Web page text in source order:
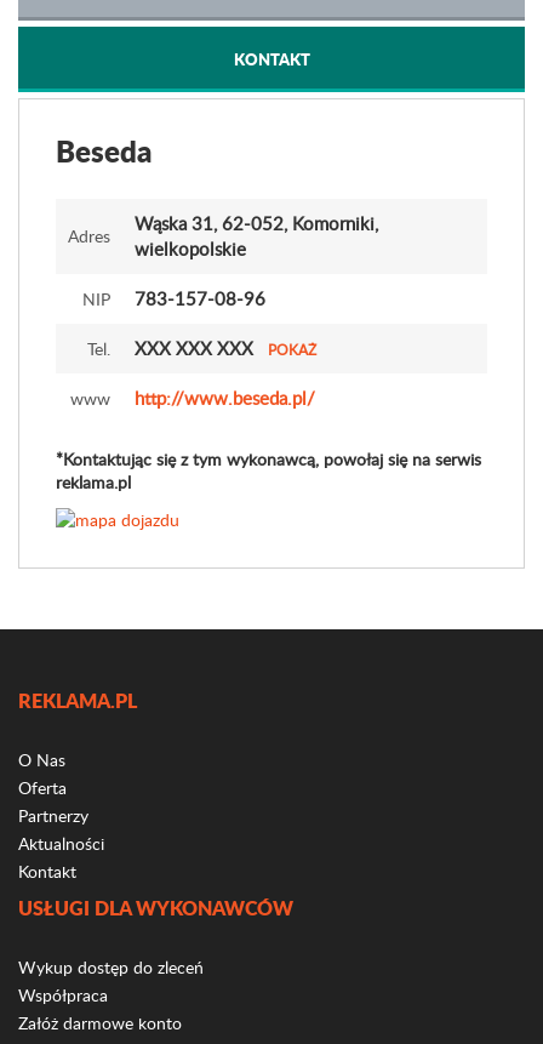
KONTAKT
Beseda
Adres
Wąska 31, 62-052, Komorniki,
wielkopolskie
NIP 783-157-08-96
Tel. XXX XXX XXX POKAŻ
www http://www.beseda.pl/
*Kontaktując się z tym wykonawcą, powołaj się na serwis
reklama.pl
REKLAMA.PL
O Nas
Oferta
Partnerzy
Aktualności
Kontakt
USŁUGI DLA WYKONAWCÓW
Wykup dostęp do zleceń
Współpraca
Załóż darmowe konto